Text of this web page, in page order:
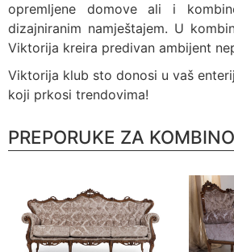
opremljene domove ali i
dizajniranim namještajem. U
Viktorija kreira predivan ambijent
Viktorija klub sto donosi u vaš
koji prkosi trendovima!
PREPORUKE ZA